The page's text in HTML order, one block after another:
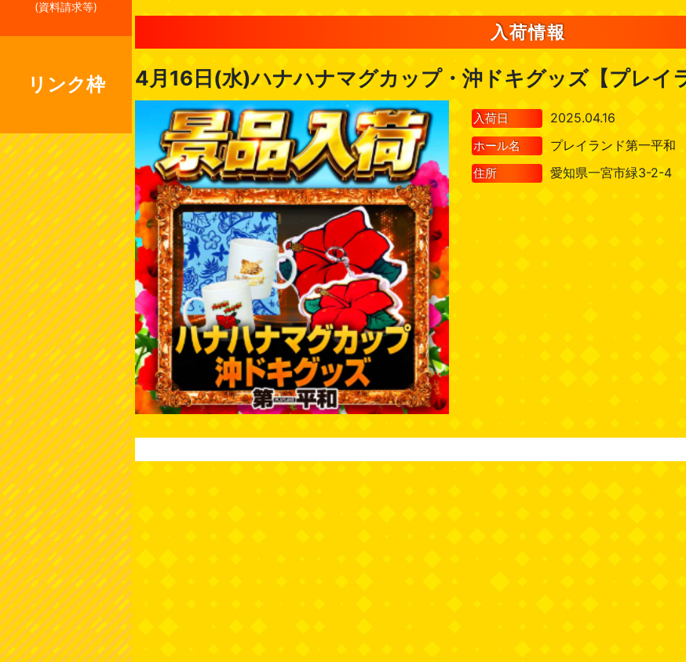
(資料請求等)
リンク枠
入荷情報
4月16日(水)ハナハナマグカップ・沖ドキグッズ【プレイ
入荷日 2025.04.16
ホール名 プレイランド第一平和
住所 愛知県一宮市緑3-2-4